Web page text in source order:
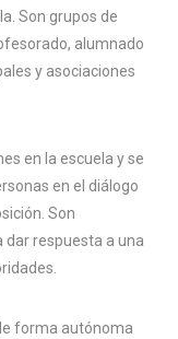
Son grupos de
alumnado
y asociaciones
en la escuela y se
en el diálogo
Son
respuesta a una
forma autónoma